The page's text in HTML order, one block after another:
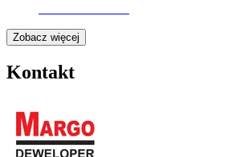
Zobacz więcej
Kontakt